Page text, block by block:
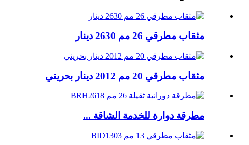
مثقاب مطرقي 26 مم 2630 دينار
مثقاب مطرقي 20 مم 2012 دينار بحريني
مطرقة دوارة للخدمة الشاقة ...